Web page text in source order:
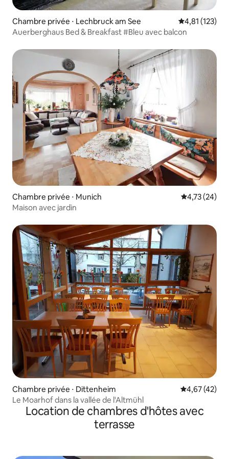
Chambre privée ⋅ Lechbruck am See Évaluation
4,81 (123)
Auerberghaus Bed & Breakfast #Bleu avec balcon
Chambre privée ⋅ Munich Évaluation
4,73 (24)
Maison avec jardin
Chambre privée ⋅ Dittenheim Évaluation
4,67 (42)
Le Moarhof dans la vallée de l'Altmühl
Location de chambres d'hôtes avec
terrasse